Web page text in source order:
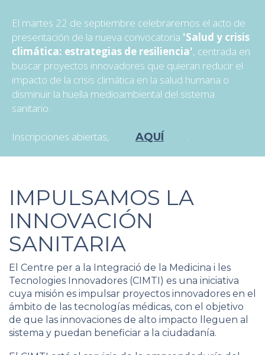
El martes 22 de septiembre celebraremos el acto de
presentación de la nueva convocatoria 'Salud y crisis
climática: estrategias de resiliencia', centrada en
buscar proyectos innovadores que quieran reducir el
impacto de la crisis climática en la salud humana o
disminuir la huella medioambiental del sistema
sanitario.
Inscripciones abiertas, AQUÍ .
IMPULSAMOS LA
INNOVACIÓN
SANITARIA
El Centre per a la Integració de la Medicina i les
Tecnologies Innovadores (CIMTI) es una iniciativa
cuya misión es impulsar proyectos innovadores en el
ámbito de las tecnologías médicas, con el objetivo
de que las innovaciones de alto impacto lleguen al
sistema y puedan beneficiar a la ciudadanía.